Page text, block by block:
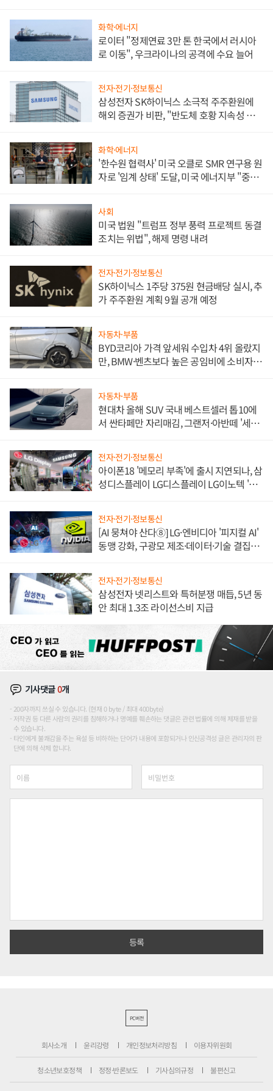
화학·에너지
로이터 "정제연료 3만 톤 한국에서 러시아
로 이동", 우크라이나의 공격에 수요 늘어
전자·전기·정보통신
삼성전자 SK하이닉스 소극적 주주환원에
해외 증권가 비판, "반도체 호황 지속성 의
화학·에너지
'한수원 협력사' 미국 오클로 SMR 연구용 원
자로 '임계 상태' 도달, 미국 에너지부 "중요
사회
미국 법원 "트럼프 정부 풍력 프로젝트 동결
조치는 위법", 해제 명령 내려
전자·전기·정보통신
SK하이닉스 1주당 375원 현금배당 실시, 추
가 주주환원 계획 9월 공개 예정
자동차·부품
BYD코리아 가격 앞세워 수입차 4위 올랐지
만, BMW·벤츠보다 높은 공임비에 소비자
자동차·부품
현대차 올해 SUV 국내 베스트셀러 톱10에
서 싼타페만 자리매김, 그랜저·아반떼 '세단
전자·전기·정보통신
아이폰18 '메모리 부족'에 출시 지연되나, 삼
성디스플레이 LG디스플레이 LG이노텍 '탈
전자·전기·정보통신
[AI 뭉쳐야 산다⑧] LG·엔비디아 '피지컬 AI'
동맹 강화, 구광모 제조·데이터·기술 결집
전자·전기·정보통신
삼성전자 넷리스트와 특허분쟁 매듭, 5년 동
안 최대 1.3조 라이선스비 지급
기사댓글0개
200자까지 쓰실 수 있습니다. (현재 0 byte / 최대 400byte)
저작권 등 다른 사람의 권리를 침해하거나 명예를 훼손하는 댓글은 관련 법률에 의해 제재를 받을
수 있습니다.
타인에게 불쾌감을 주는 욕설 등 비하하는 단어가 내용에 포함되거나 인신공격성 글은 관리자의 판
단에 의해 삭제 합니다.
PC버전
회사소개 윤리강령 개인정보처리방침 이용자위원회
청소년보호정책 정정·반론보도 기사심의규정 불편신고